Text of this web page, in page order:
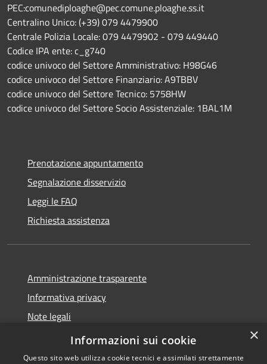
PEC:comunediploaghe@pec.comune.ploaghe.ss.it
Centralino Unico: (+39) 079 4479900
Centrale Polizia Locale: 079 4479902 - 079 449440
Codice IPA ente: c_g740
codice univoco del Settore Amministrativo: H98G46
codice univoco del Settore Finanziario: A9TBBV
codice univoco del Settore Tecnico: 5758HW
codice univoco del Settore Socio Assistenziale: 1BAL1M
Prenotazione appuntamento
Segnalazione disservizio
Leggi le FAQ
Richiesta assistenza
Amministrazione trasparente
Informativa privacy
Note legali
Dichiarazione di accessibilità
×
Informazioni sui cookie
Questo sito web utilizza cookie tecnici e assimilati strettamente